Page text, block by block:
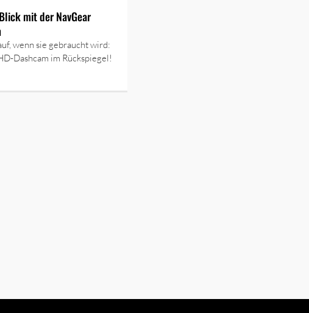
mit der NavGear
wenn sie gebraucht wird:
Dashcam im Rückspiegel!